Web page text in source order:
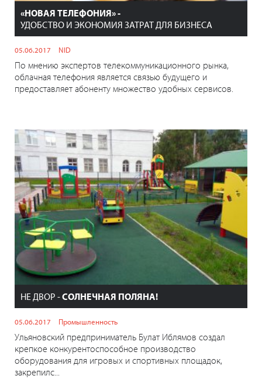
«НОВАЯ ТЕЛЕФОНИЯ» -
УДОБСТВО И ЭКОНОМИЯ ЗАТРАТ ДЛЯ БИЗНЕСА
05.06.2017 NID
По мнению экспертов телекоммуникационного рынка,
облачная телефония является связью будущего и
предоставляет абоненту множество удобных сервисов.
НЕ ДВОР -СОЛНЕЧНАЯ ПОЛЯНА!
05.06.2017 Промышленность
Ульяновский предприниматель Булат Иблямов создал
крепкое конкурентоспособное производство
оборудования для игровых и спортивных площадок,
закрепилс...